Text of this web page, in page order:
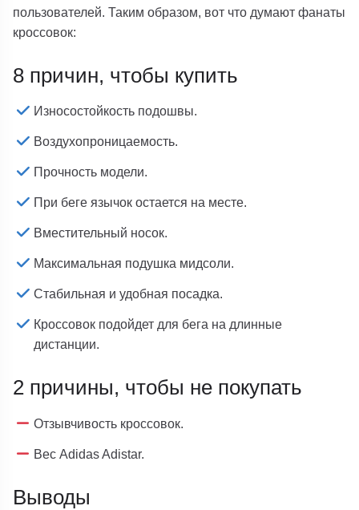
пользователей. Таким образом, вот что думают фанаты
кроссовок:
8 причин, чтобы купить
Износостойкость подошвы.
Воздухопроницаемость.
Прочность модели.
При беге язычок остается на месте.
Вместительный носок.
Максимальная подушка мидсоли.
Стабильная и удобная посадка.
Кроссовок подойдет для бега на длинные
дистанции.
2 причины, чтобы не покупать
Отзывчивость кроссовок.
Вес Adidas Adistar.
Выводы